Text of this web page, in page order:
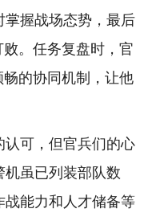
掌握战场态势，最后
。任务复盘时，官
的协同机制，让他
可，但官兵们的心
机虽已列装部队数
战能力和人才储备等